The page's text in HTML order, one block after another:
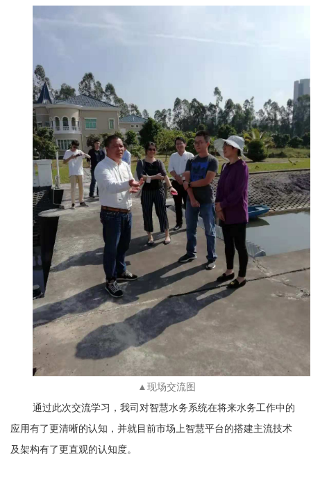
▲现场交流图
通过此次交流学习，我司对智慧水务系统在将来水务工作中的
应用有了更清晰的认知，并就目前市场上智慧平台的搭建主流技术
及架构有了更直观的认知度。